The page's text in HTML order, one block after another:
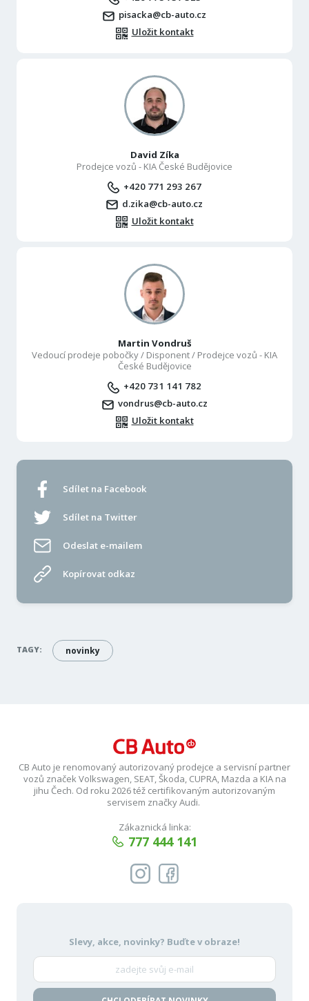
pisacka@cb-auto.cz
Uložit kontakt
David Zíka
Prodejce vozů - KIA České Budějovice
+420 771 293 267
d.zika@cb-auto.cz
Uložit kontakt
Martin Vondruš
Vedoucí prodeje pobočky / Disponent / Prodejce vozů - KIA
České Budějovice
+420 731 141 782
vondrus@cb-auto.cz
Uložit kontakt
Sdílet na Facebook
Sdílet na Twitter
Odeslat e-mailem
Kopírovat odkaz
TAGY: novinky
CB Auto je renomovaný autorizovaný prodejce a servisní partner
vozů značek Volkswagen, SEAT, Škoda, CUPRA, Mazda a KIA na
jihu Čech. Od roku 2026 též certifikovaným autorizovaným
servisem značky Audi.
Zákaznická linka:
777 444 141
Slevy, akce, novinky? Buďte v obraze!